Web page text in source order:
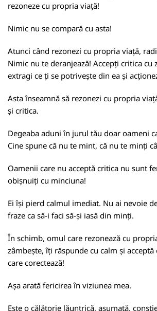
rezoneze cu propria viață!
Nimic nu se compară cu asta!
Atunci când rezonezi cu propria viață,
Nimic nu te deranjează! Accepți critica cu
extragi ce ți se potrivește din ea și
Asta înseamnă să rezonezi cu propria
și critica.
Degeaba aduni în jurul tău doar oameni
Cine spune că nu te mint, că nu te minți
Oamenii care nu acceptă critica nu sunt
obișnuiți cu minciuna!
Ei își pierd calmul imediat. Nu ai nevoie
fraze ca să-i faci să-și iasă din minți.
În schimb, omul care rezonează cu
zâmbește, îți răspunde cu calm și acceptă
care corectează!
Așa arată fericirea în viziunea mea.
Este o călătorie lăuntrică, asumată,